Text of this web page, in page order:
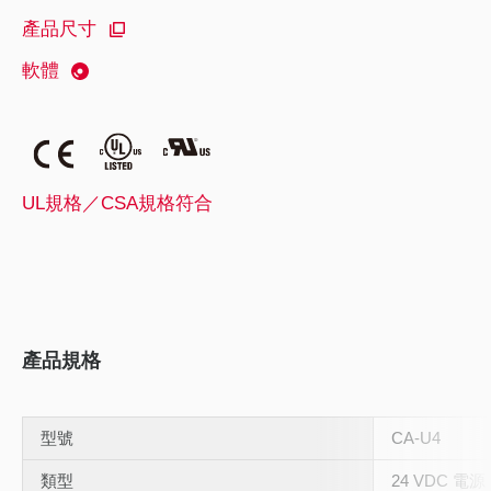
產品尺寸
軟體
UL規格／CSA規格符合
產品規格
型號 CA-U4
類型 24 VDC 電源